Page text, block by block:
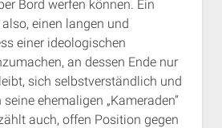
Bord werfen können. Ein
einen langen und
einer ideologischen
an dessen Ende nur
sich selbstverständlich und
ehemaligen „Kameraden“
auch, offen Position gegen